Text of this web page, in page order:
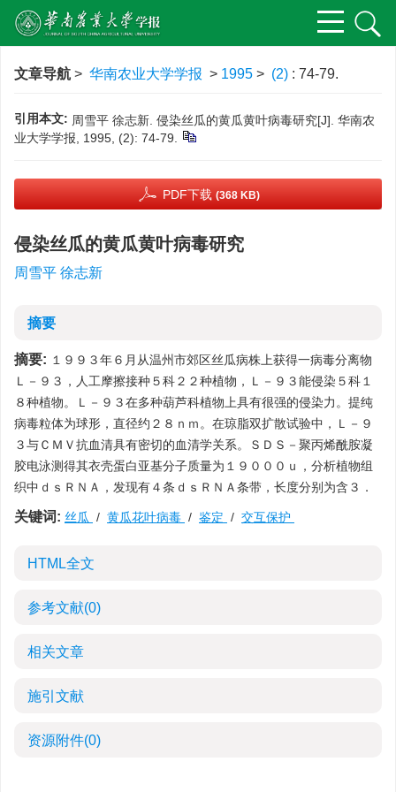
文章导航 > 华南农业大学学报 > 1995 > (2) : 74-79.
引用本文: 周雪平 徐志新. 侵染丝瓜的黄瓜黄叶病毒研究[J]. 华南农
业大学学报, 1995, (2): 74-79.
PDF下载 (368 KB)
侵染丝瓜的黄瓜黄叶病毒研究
周雪平 徐志新
摘要
摘要: １９９３年６月从温州市郊区丝瓜病株上获得一病毒分离物
Ｌ－９３，人工摩擦接种５科２２种植物，Ｌ－９３能侵染５科１
８种植物。Ｌ－９３在多种葫芦科植物上具有很强的侵染力。提纯
病毒粒体为球形，直径约２８ｎｍ。在琼脂双扩散试验中，Ｌ－９
３与ＣＭＶ抗血清具有密切的血清学关系。ＳＤＳ－聚丙烯酰胺凝
胶电泳测得其衣壳蛋白亚基分子质量为１９０００ｕ，分析植物组
织中ｄｓＲＮＡ，发现有４条ｄｓＲＮＡ条带，长度分别为含３．
关键词: 丝瓜 / 黄瓜花叶病毒 / 鉴定 / 交互保护
HTML全文
参考文献(0)
相关文章
施引文献
资源附件(0)